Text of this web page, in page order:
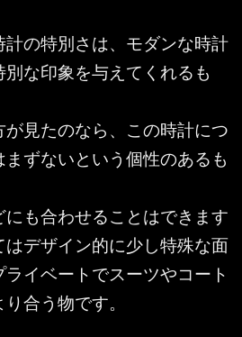
の特別さは、モダンな時計
な印象を与えてくれるも
見たのなら、この時計につ
ずないという個性のあるも
も合わせることはできます
デザイン的に少し特殊な面
イベートでスーツやコート
合う物です。